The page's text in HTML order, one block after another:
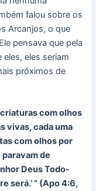
falou sobre os
Arcanjos, o que
pensava que pela
eles seriam
próximos de
com olhos
vivas, cada uma
com olhos por
de
Deus Todo-
será.’ ” (Apo 4:6,